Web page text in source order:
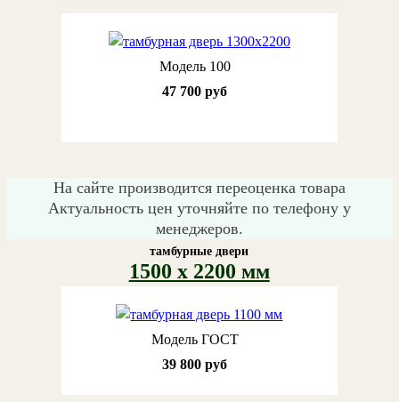
Модель 100
47 700 руб
На сайте производится переоценка товара
Актуальность цен уточняйте по телефону у
менеджеров.
тамбурные двери
1500 х 2200 мм
Модель ГОСТ
39 800 руб